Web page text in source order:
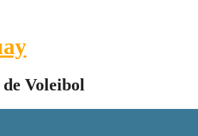
Voleibol